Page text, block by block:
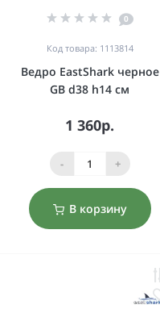
0
Код товара: 1113814
Ведро EastShark черное
GB d38 h14 см
1 360р.
- +
В корзину